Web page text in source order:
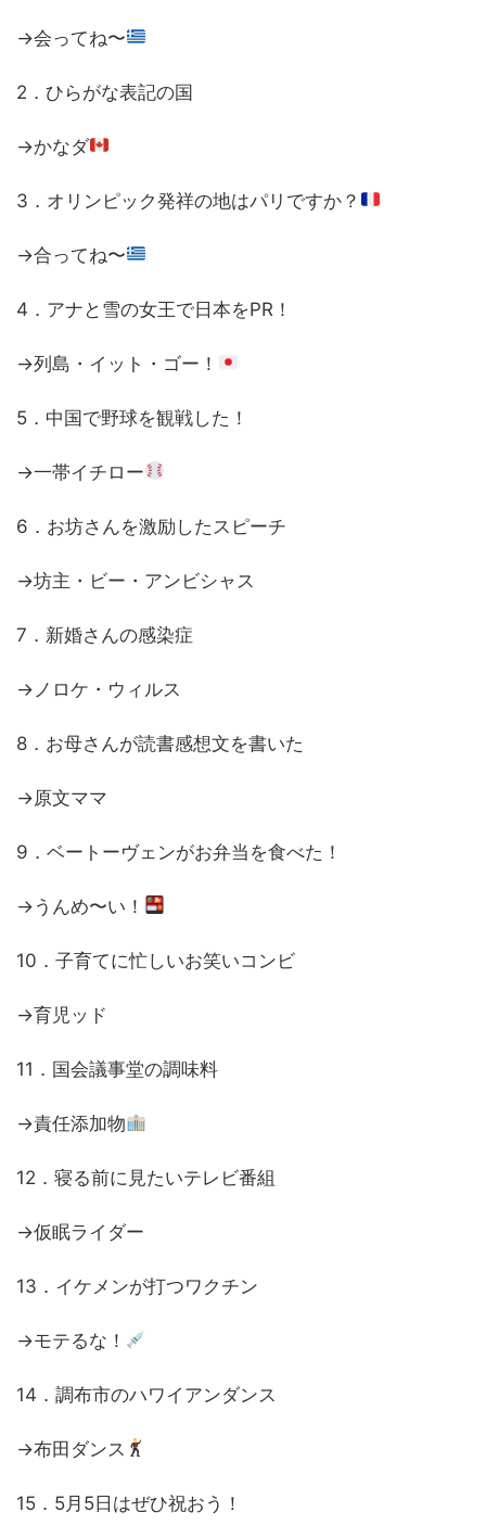
→会ってね〜
2．ひらがな表記の国
→かなダ
3．オリンピック発祥の地はパリですか？
→合ってね〜
4．アナと雪の女王で日本をPR！
→列島・イット・ゴー！
5．中国で野球を観戦した！
→一帯イチロー
6．お坊さんを激励したスピーチ
→坊主・ビー・アンビシャス
7．新婚さんの感染症
→ノロケ・ウィルス
8．お母さんが読書感想文を書いた
→原文ママ
9．ベートーヴェンがお弁当を食べた！
→うんめ〜い！
10．子育てに忙しいお笑いコンビ
→育児ッド
11．国会議事堂の調味料
→責任添加物
12．寝る前に見たいテレビ番組
→仮眠ライダー
13．イケメンが打つワクチン
→モテるな！
14．調布市のハワイアンダンス
→布田ダンス
15．5月5日はぜひ祝おう！